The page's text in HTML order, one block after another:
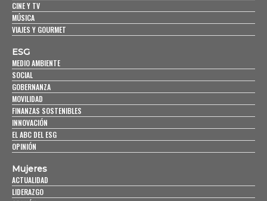
CINE Y TV
MÚSICA
VIAJES Y GOURMET
ESG
MEDIO AMBIENTE
SOCIAL
GOBERNANZA
MOVILIDAD
FINANZAS SOSTENIBLES
INNOVACIÓN
EL ABC DEL ESG
OPINIÓN
Mujeres
ACTUALIDAD
LIDERAZGO